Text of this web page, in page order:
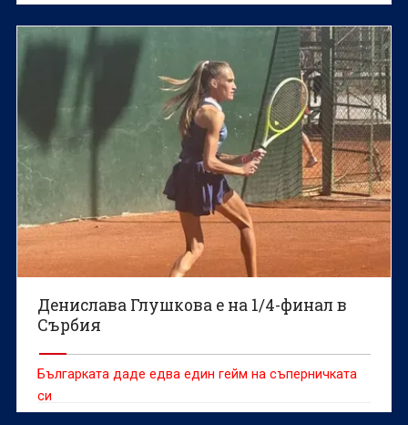
Денислава Глушкова е на 1/4-финал в
Сърбия
Българката даде едва един гейм на съперничката
си